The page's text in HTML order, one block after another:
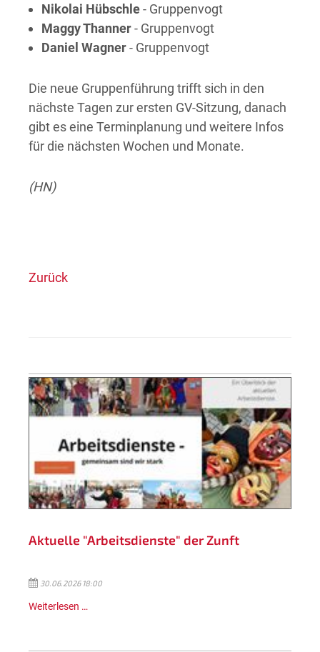
Nikolai Hübschle- Gruppenvogt
Maggy Thanner- Gruppenvogt
Daniel Wagner- Gruppenvogt
Die neue Gruppenführung trifft sich in den
nächste Tagen zur ersten GV-Sitzung, danach
gibt es eine Terminplanung und weitere Infos
für die nächsten Wochen und Monate.
(HN)
Zurück
Aktuelle "Arbeitsdienste" der Zunft
30.06.2026 18:00
Weiterlesen …